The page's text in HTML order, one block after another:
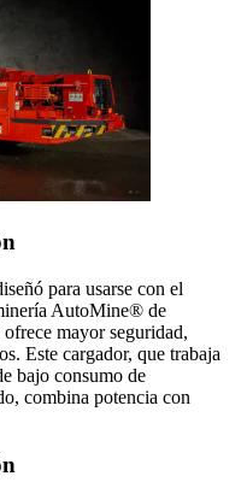
para usarse con el
AutoMine® de
mayor seguridad,
Este cargador, que trabaja
bajo consumo de
combina potencia con